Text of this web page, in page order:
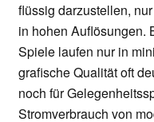
flüssig darzustellen,
in hohen Auflösungen.
Spiele laufen nur in
grafische Qualität oft
noch für
Stromverbrauch von